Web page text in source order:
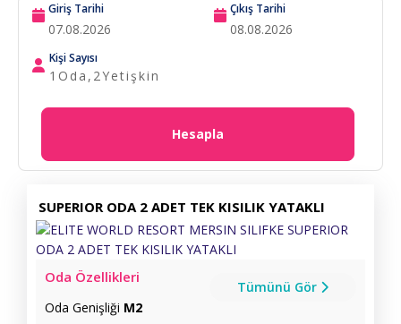
Giriş Tarihi Çıkış Tarihi
Kişi Sayısı
1 Oda, 2Yetişkin
Hesapla
SUPERIOR ODA 2 ADET TEK KISILIK YATAKLI
Oda Özellikleri
Oda Genişliği M2
Tümünü Gör